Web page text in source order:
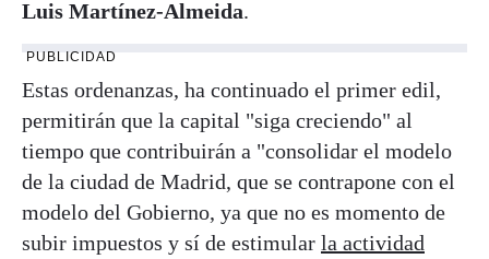
Luis Martínez-Almeida.
PUBLICIDAD
Estas ordenanzas, ha continuado el primer edil,
permitirán que la capital "siga creciendo" al
tiempo que contribuirán a "consolidar el modelo
de la ciudad de Madrid, que se contrapone con el
modelo del Gobierno, ya que no es momento de
subir impuestos y sí de estimular la actividad